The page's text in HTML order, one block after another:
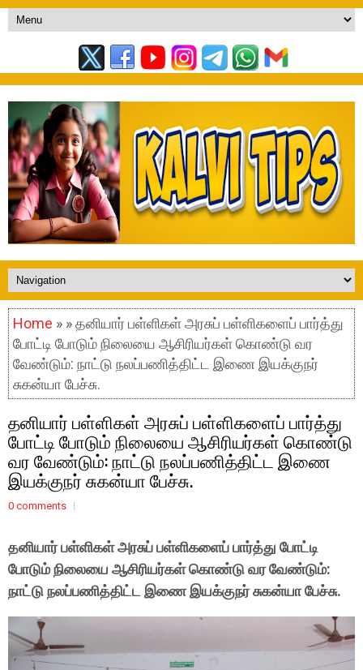
Home » » தனியார் பள்ளிகள் அரசுப் பள்ளிகளைப் பார்த்து
போட்டி போடும் நிலையை ஆசிரியர்கள் கொண்டு வர
வேண்டும்: நாட்டு நலப்பணித்திட்ட இணை இயக்குநர்
சுகன்யா பேச்சு.
தனியார் பள்ளிகள் அரசுப் பள்ளிகளைப் பார்த்து
போட்டி போடும் நிலையை ஆசிரியர்கள் கொண்டு
வர வேண்டும்: நாட்டு நலப்பணித்திட்ட இணை
இயக்குநர் சுகன்யா பேச்சு.
0 comments
தனியார் பள்ளிகள் அரசுப் பள்ளிகளைப் பார்த்து போட்டி
போடும் நிலையை ஆசிரியர்கள் கொண்டு வர வேண்டும்:
நாட்டு நலப்பணித்திட்ட இணை இயக்குநர் சுகன்யா பேச்சு.